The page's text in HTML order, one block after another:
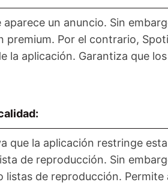
un anuncio. Sin
premium. Por el contrario,
la aplicación. Garantiza que
que la aplicación restringe
de reproducción. Sin
de reproducción. Permite